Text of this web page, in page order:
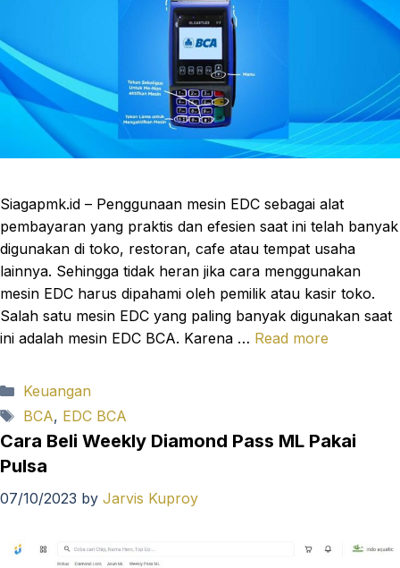
Siagapmk.id – Penggunaan mesin EDC sebagai alat
pembayaran yang praktis dan efesien saat ini telah banyak
digunakan di toko, restoran, cafe atau tempat usaha
lainnya. Sehingga tidak heran jika cara menggunakan
mesin EDC harus dipahami oleh pemilik atau kasir toko.
Salah satu mesin EDC yang paling banyak digunakan saat
ini adalah mesin EDC BCA. Karena … Read more
Categories
Keuangan
Tags
BCA, EDC BCA
Cara Beli Weekly Diamond Pass ML Pakai
Pulsa
07/10/2023 by Jarvis Kuproy